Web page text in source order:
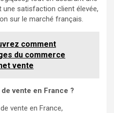
satisfaction client élevée,
sur le marché français.
comment
du commerce
vente
vente en France ?
vente en France,